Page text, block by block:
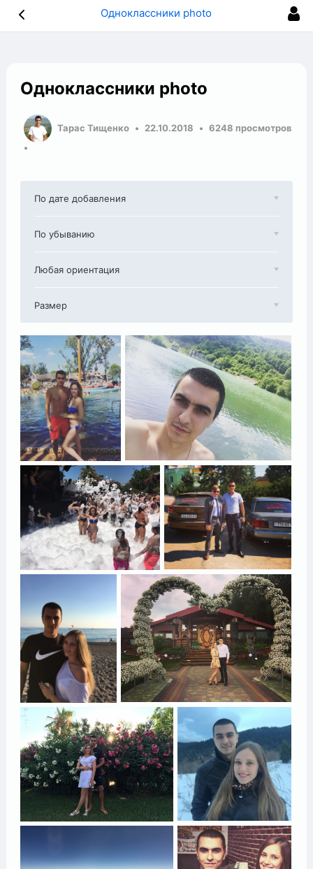
Одноклассники photo
Одноклассники photo
Тарас Тищенко 22.10.2018 6248 просмотров
По дате добавления
По убыванию
Любая ориентация
Размер